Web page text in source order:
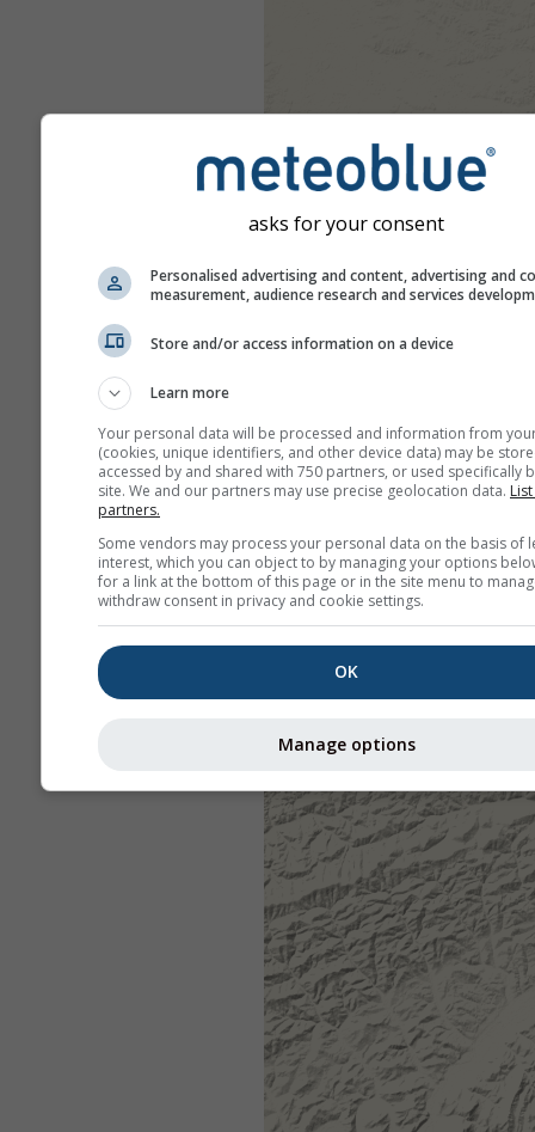
asks for your consent
Personalised advertising and content, advertising and
measurement, audience research and services
Store and/or access information on a device
Learn more
Your personal data will be processed and information from
(cookies, unique identifiers, and other device data) may be
accessed by and shared with 750 partners, or used specifically
site. We and our partners may use precise geolocation data.
partners.
Some vendors may process your personal data on the basis of
interest, which you can object to by managing your options
for a link at the bottom of this page or in the site menu to
withdraw consent in privacy and cookie settings.
OK
Manage options